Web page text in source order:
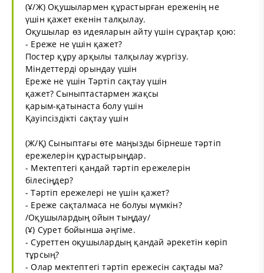
(Ұ/Ж) Оқушылармен құрастырған ереженің не
үшін қажет екенін талқылау.
Оқушылар өз идеяларын айту үшін сұрақтар қою:
- Ереже не үшін қажет?
Постер құру арқылы талқылау жүргізу.
Міндеттерді орындау үшін
Ереже не үшін Тәртіп сақтау үшін
қажет? Сыныптастармен жақсы
қарым-қатынаста болу үшін
Қауіпсіздікті сақтау үшін
(Ж/Қ) Сыныптағы өте маңызды бірнеше тәртіп
ережелерін құрастырыңдар.
- Мектептегі қандай тәртіп ережелерін
білесіңдер?
- Тәртіп ережелері не үшін қажет?
- Ереже сақталмаса не болуы мүмкін?
/Оқушылардың ойын тыңдау/
(Ұ) Сурет бойынша әңгіме.
- Суреттен оқушылардың қандай әрекетін көріп
тұрсың?
- Олар мектептегі тәртіп ережесін сақтады ма?